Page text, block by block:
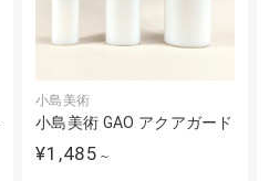
小島美術
小島美術 GAO アクアガード
¥1,485 ～